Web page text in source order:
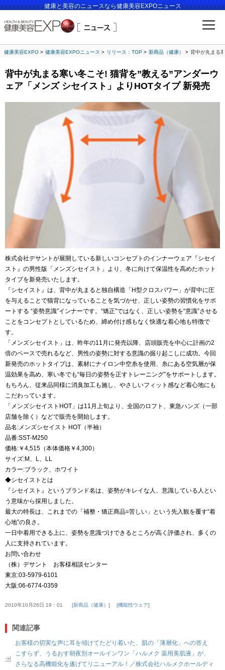
健康と美容のニュースなら健康美容EXPOニュース
健康美容EXPO 健康美容EXPOニュース リリース：TOP 新商品（健康） 背中が丸まる
背中が丸まる寒い冬こそ! 猫背を”教える”アンダーウ
ェア「メンズ シセイスト」よりHOTタイプ 新発売
株式会社デサントが展開している新しいコンセプトのインナーウェア『シセイ
スト』の男性版「メンズシセイスト」より、冬に向けて保温性を高めたホット
タイプを新発売いたします。
『シセイスト』は、背中が丸まると独自構造「H型クロスパワー」が背中に圧
を与えることで猫背になっていることを気づかせ、正しい姿勢の習慣化をサポ
ートする “姿勢意識”インナーです。“矯正”ではなく、正しい姿勢を“意識”させる
ことをコンセプトとしているため、締め付け感もなく快適な着心地も特徴で
す。
「メンズシセイスト」は、昨年の11月に発売以降、店頭販売を中心に計画の2
倍のペースで売れるなど、男性の姿勢に対する意識の掘り起こしに成功。今回
新発売のホットタイプは、素材にナイロン中空糸を使用、糸にある空気層が保
温効果を高め、寒い冬でも“毎日の姿勢を正すトレーニング”をサポートします。
もちろん、従来品同様に消臭加工も施し、やさしいフィット感など着心地にも
こだわっています。
「メンズシセイストHOT」は11月上旬より、全国のロフト、東急ハンズ（一部
店舗を除く）などで販売を開始します。
品名:メンズシセイスト HOT（半袖）
品番:SST‐M250
価格:￥4,515（本体価格￥4,300）
サイズ:M、L、LL
カラー:ブラック、ホワイト
◆シセイストとは
『シセイスト』というブランド名は、姿勢がキレイな人、意識している人とい
う意味から採用しました。
最大の特長は、これまでの「補整・矯正商品=苦しい」という先入観を覆す“着
心地”の良さ。
一日中着用できる上に、姿勢を意識づけできるところが高く評価され、多くの
人に支持されています。
お問い合わせ
（株）デサント お客様相談センター
東京:03-5979-6101
大阪:06-6774-0359
2010年10月26日 19：01 新商品（健康） 機能性ウェア
関連記事
お客様の切実な声に耳を傾けてたどり着いた、肌の「薄層化」への答え
こすらず、うるおす朝夜別オールインワン「ハルメク 薬用美肌液」が、
さらなる高機能化を遂げてリニューアル！／株式会社ハルメクホールディ